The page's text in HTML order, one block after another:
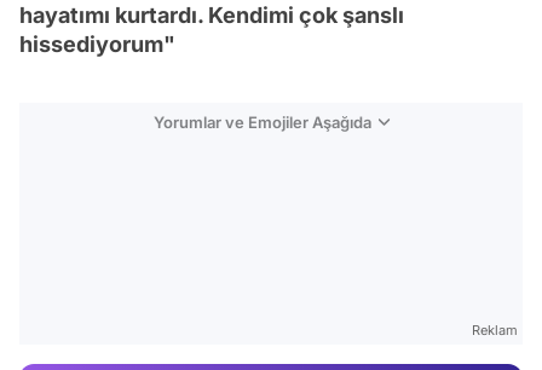
hayatımı kurtardı. Kendimi çok şanslı
hissediyorum"
Yorumlar ve Emojiler Aşağıda
Reklam